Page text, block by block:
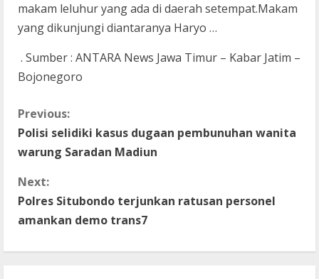
makam leluhur yang ada di daerah setempat.Makam
yang dikunjungi diantaranya Haryo …
. Sumber : ANTARA News Jawa Timur – Kabar Jatim –
Bojonegoro
C
o
n
t
Previous:
Polisi selidiki kasus dugaan pembunuhan wanita
warung Saradan Madiun
Next:
Polres Situbondo terjunkan ratusan personel
amankan demo trans7